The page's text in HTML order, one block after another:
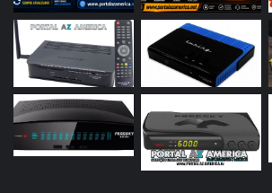
Azamerica S922
Azamerica S922 Mini
Azamerica S928
Azamerica Silver
Azamerica Silver GX PRO
Azamerica Silver IPTV